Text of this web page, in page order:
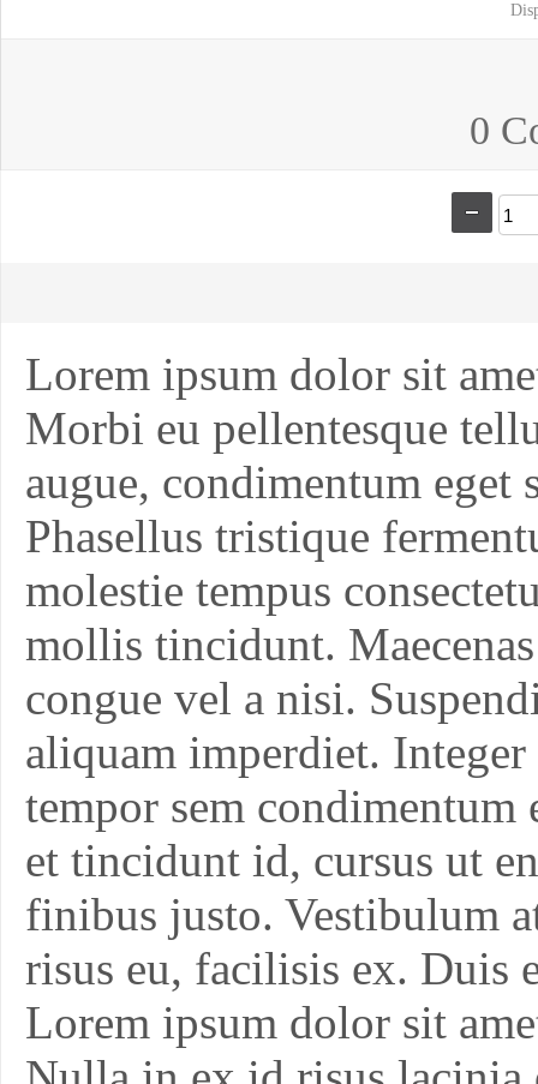
0
Lorem ipsum dolor sit
Morbi eu pellentesque
augue, condimentum
Phasellus tristique
molestie tempus
mollis tincidunt.
congue vel a nisi.
aliquam imperdiet.
tempor sem condimentum
et tincidunt id, cursus ut
finibus justo. Vestibulum
risus eu, facilisis ex. Duis
Lorem ipsum dolor sit